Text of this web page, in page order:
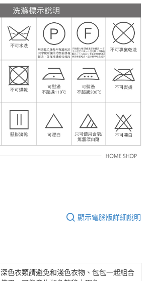
顯示電腦版詳細說明
深色衣類請避免和淺色衣物、包包一起組合